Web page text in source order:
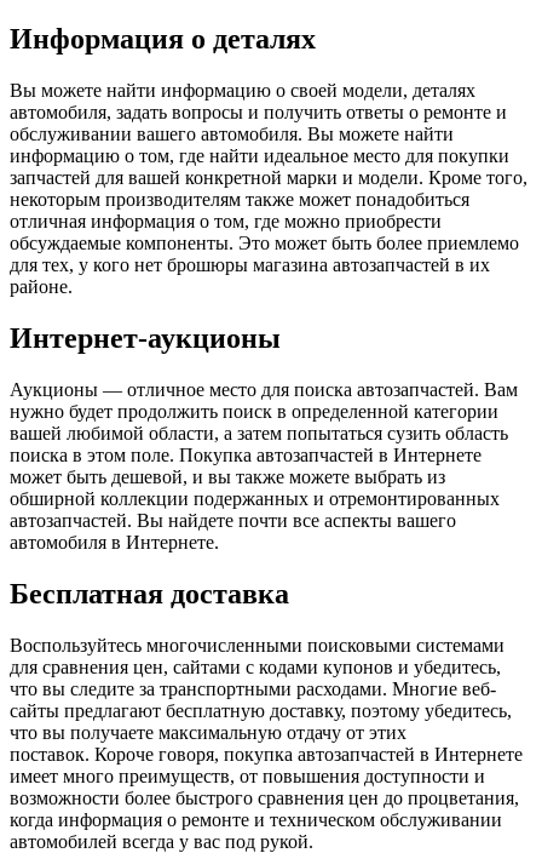
Информация о деталях
Вы можете найти информацию о своей модели, деталях
автомобиля, задать вопросы и получить ответы о ремонте и
обслуживании вашего автомобиля. Вы можете найти
информацию о том, где найти идеальное место для покупки
запчастей для вашей конкретной марки и модели. Кроме того,
некоторым производителям также может понадобиться
отличная информация о том, где можно приобрести
обсуждаемые компоненты. Это может быть более приемлемо
для тех, у кого нет брошюры магазина автозапчастей в их
районе.
Интернет-аукционы
Аукционы — отличное место для поиска автозапчастей. Вам
нужно будет продолжить поиск в определенной категории
вашей любимой области, а затем попытаться сузить область
поиска в этом поле. Покупка автозапчастей в Интернете
может быть дешевой, и вы также можете выбрать из
обширной коллекции подержанных и отремонтированных
автозапчастей. Вы найдете почти все аспекты вашего
автомобиля в Интернете.
Бесплатная доставка
Воспользуйтесь многочисленными поисковыми системами
для сравнения цен, сайтами с кодами купонов и убедитесь,
что вы следите за транспортными расходами. Многие веб-
сайты предлагают бесплатную доставку, поэтому убедитесь,
что вы получаете максимальную отдачу от этих
поставок. Короче говоря, покупка автозапчастей в Интернете
имеет много преимуществ, от повышения доступности и
возможности более быстрого сравнения цен до процветания,
когда информация о ремонте и техническом обслуживании
автомобилей всегда у вас под рукой.